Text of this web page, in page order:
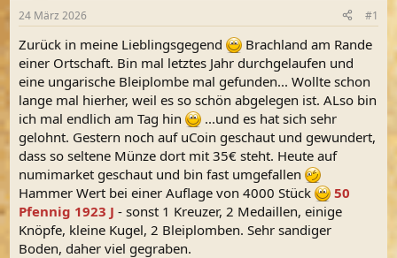
l
e
r
t
a
m
24 März 2026 #1
Zurück in meine Lieblingsgegend
Brachland am Rande
einer Ortschaft. Bin mal letztes Jahr durchgelaufen und
eine ungarische Bleiplombe mal gefunden... Wollte schon
lange mal hierher, weil es so schön abgelegen ist. ALso bin
ich mal endlich am Tag hin
...und es hat sich sehr
gelohnt. Gestern noch auf uCoin geschaut und gewundert,
dass so seltene Münze dort mit 35€ steht. Heute auf
numimarket geschaut und bin fast umgefallen
Hammer Wert bei einer Auflage von 4000 Stück
50
Pfennig 1923 J - sonst 1 Kreuzer, 2 Medaillen, einige
Knöpfe, kleine Kugel, 2 Bleiplomben. Sehr sandiger
Boden, daher viel gegraben.